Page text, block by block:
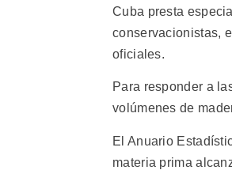
Cuba presta
conservacionistas,
oficiales.
Para responder a
volúmenes de
El Anuario
materia prima